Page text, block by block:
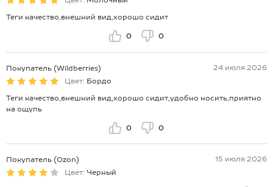
Теги качество,внешний вид,хорошо сидит
0 0
Покупатель (Wildberries)
24 июля 2026
Цвет: Бордо
Теги качество,внешний вид,хорошо сидит,удобно носить,приятно
на ощупь
0 0
Покупатель (Ozon)
15 июля 2026
Цвет: Черный